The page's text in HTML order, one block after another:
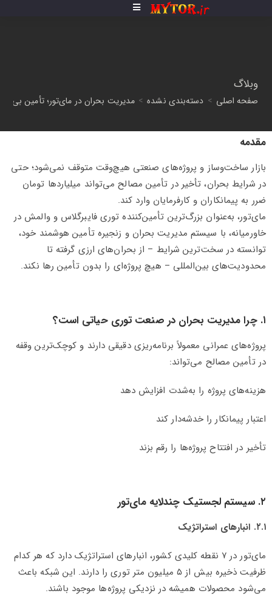
وبلاگ
صفحه اصلی > دسته‌بندی نشده > مدیریت بحران در مای‌تور؛ تأمین
مقدمه
بازار ساخت‌وساز و پروژه‌های صنعتی هیچ‌وقت متوقف نمی‌شود؛ حتی
در شرایط بحران، تأخیر در تأمین مصالح می‌تواند میلیاردها تومان
ضرر به پیمانکاران و کارفرمایان وارد کند.
مای‌تور، به‌عنوان بزرگ‌ترین تأمین‌کننده توری فایبرگلاس و والمش در
خاورمیانه، با سیستم مدیریت بحران و زنجیره تأمین هوشمند خود،
توانسته در سخت‌ترین شرایط – از بحران‌های ارزی گرفته تا
محدودیت‌های بین‌المللی – هیچ پروژه‌ای را بدون تأمین رها نکند.
۱. چرا مدیریت بحران در صنعت توری حیاتی است؟
پروژه‌های عمرانی معمولاً برنامه‌ریزی دقیقی دارند و کوچک‌ترین وقفه
در تأمین مصالح می‌تواند:
هزینه‌های پروژه را به‌شدت افزایش دهد
اعتبار پیمانکار را خدشه‌دار کند
تأخیر در افتتاح پروژه‌ها را رقم بزند
۲. سیستم لجستیک چندلایه مای‌تور
۲.۱. انبارهای استراتژیک
مای‌تور در ۷ نقطه کلیدی کشور، انبارهای استراتژیک دارد که هر کدام
ظرفیت ذخیره بیش از ۵ میلیون متر توری را دارند. این شبکه باعث
می‌شود محصولات همیشه در نزدیکی پروژه‌ها موجود باشند.